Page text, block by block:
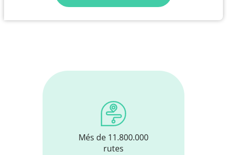
Més de 11.800.000
rutes